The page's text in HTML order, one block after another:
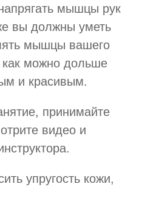
мышцы рук
вы должны уметь
мышцы вашего
как можно дольше
и красивым.
принимайте
видео и
упругость кожи,